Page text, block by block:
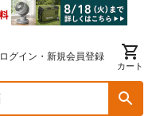
ログイン・新規会員登録
カート